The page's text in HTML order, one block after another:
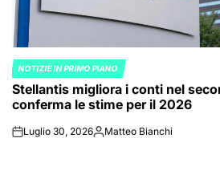
POSTED
IN
NOTIZIE IN PRIMO PIANO
Stellantis migliora i conti nel
conferma le stime per il 2026
onLuglio 30, 2026Posted
Matteo Bianchi